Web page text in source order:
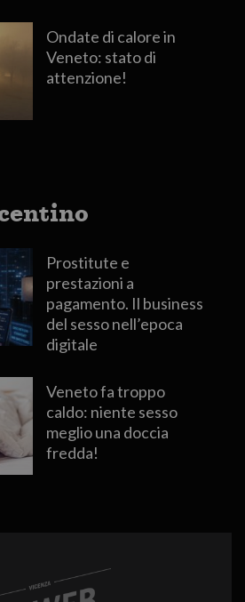
Ondate di calore in
Veneto: stato di
attenzione!
Prostitute e
prestazioni a
pagamento. Il business
del sesso nell’epoca
digitale
Veneto fa troppo
caldo: niente sesso
meglio una doccia
fredda!